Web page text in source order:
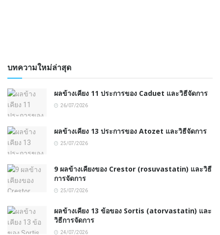
บทความใหม่ล่าสุด
ผลข้างเคียง 11 ประการของ Caduet และวิธีจัดการ
26/07/2026
ผลข้างเคียง 13 ประการของ Atozet และวิธีจัดการ
25/07/2026
9 ผลข้างเคียงของ Crestor (rosuvastatin) และวิธี
การจัดการ
25/07/2026
ผลข้างเคียง 13 ข้อของ Sortis (atorvastatin) และ
วิธีการจัดการ
24/07/2026